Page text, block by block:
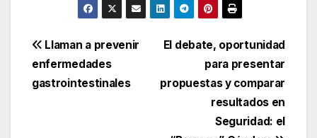
Navegación
de
El debate, oportunidad
para presentar
propuestas y comparar
resultados en
Seguridad: el
Llaman a prevenir
enfermedades
gastrointestinales